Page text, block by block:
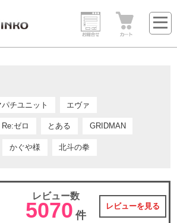
パチユニット エヴァ
Re:ゼロ とある GRIDMAN
かぐや様 北斗の拳
レビュー数
5070 件
レビューを見る